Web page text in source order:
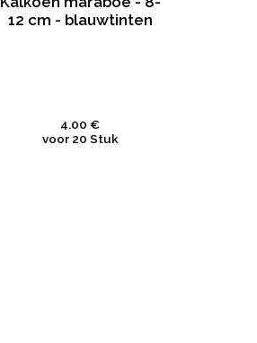
12 cm - blauwtinten
4.00 €
voor 20 Stuk